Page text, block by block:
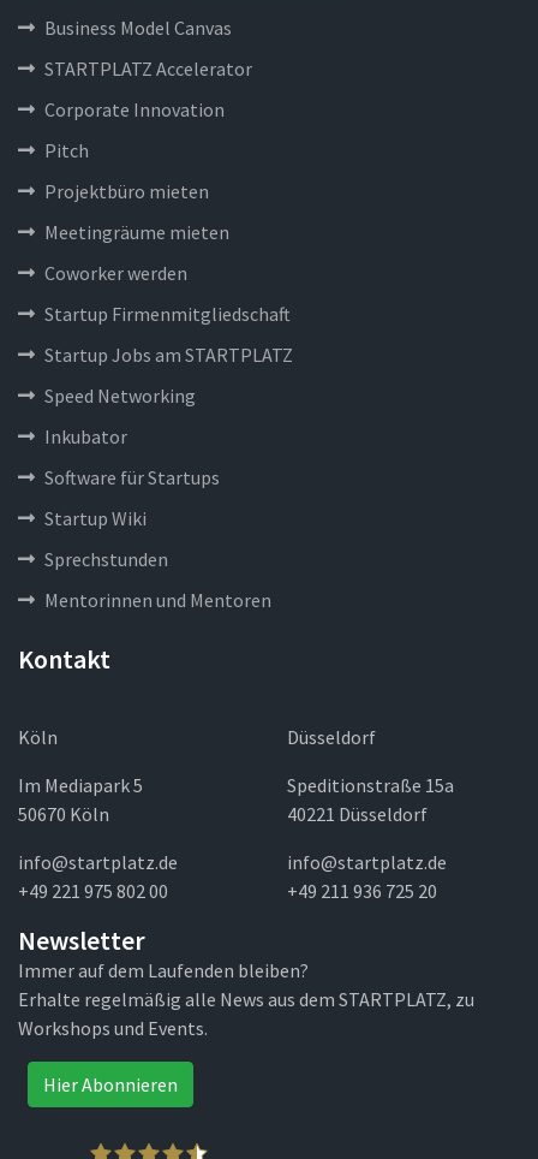
Business Model Canvas
STARTPLATZ Accelerator
Corporate Innovation
Pitch
Projektbüro mieten
Meetingräume mieten
Coworker werden
Startup Firmenmitgliedschaft
Startup Jobs am STARTPLATZ
Speed Networking
Inkubator
Software für Startups
Startup Wiki
Sprechstunden
Mentorinnen und Mentoren
Kontakt
Köln
Im Mediapark 5
50670 Köln
info@startplatz.de
+49 221 975 802 00
Düsseldorf
Speditionstraße 15a
40221 Düsseldorf
info@startplatz.de
+49 211 936 725 20
Newsletter
Immer auf dem Laufenden bleiben?
Erhalte regelmäßig alle News aus dem STARTPLATZ, zu
Workshops und Events.
Hier Abonnieren